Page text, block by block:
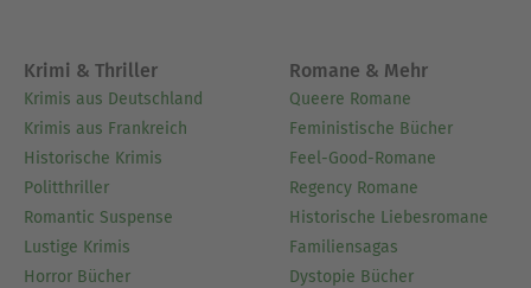
Krimi & Thriller
Krimis aus Deutschland
Krimis aus Frankreich
Historische Krimis
Politthriller
Romantic Suspense
Lustige Krimis
Horror Bücher
Romane & Mehr
Queere Romane
Feministische Bücher
Feel-Good-Romane
Regency Romane
Historische Liebesromane
Familiensagas
Dystopie Bücher